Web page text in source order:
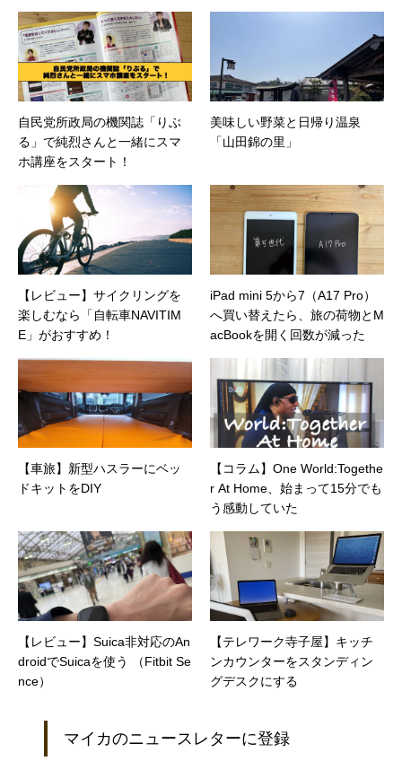
自民党所政局の機関誌「りぶ
る」で純烈さんと一緒にスマ
ホ講座をスタート！
美味しい野菜と日帰り温泉
「山田錦の里」
【レビュー】サイクリングを
楽しむなら「自転車NAVITIM
E」がおすすめ！
iPad mini 5から7（A17 Pro）
へ買い替えたら、旅の荷物とM
acBookを開く回数が減った
【車旅】新型ハスラーにベッ
ドキットをDIY
【コラム】One World:Togethe
r At Home、始まって15分でも
う感動していた
【レビュー】Suica非対応のAn
droidでSuicaを使う （Fitbit Se
nce）
【テレワーク寺子屋】キッチ
ンカウンターをスタンディン
グデスクにする
マイカのニュースレターに登録